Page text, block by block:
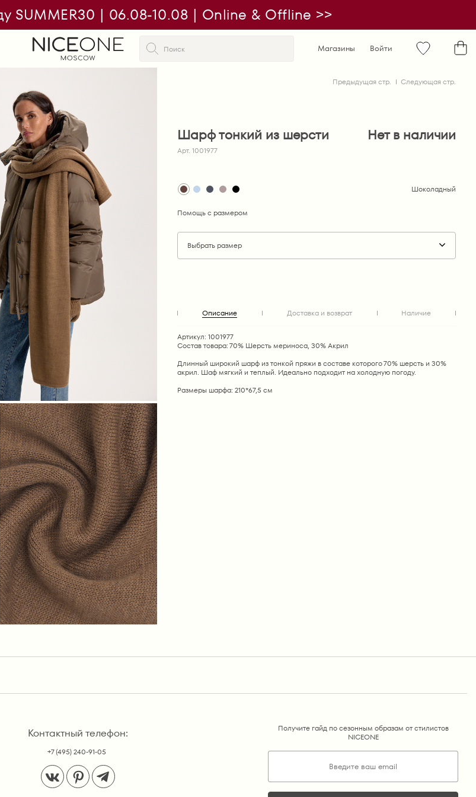
SUMMER30 | 06.08-10.08 | Online & Offline >>
Магазины Войти
Предыдущая стр. Следующая стр.
Шарф тонкий из шерсти
Арт. 1001977
Нет в наличии
Шоколадный
Помощь с размером
Выбрать размер
Описание Доставка и возврат Наличие
Артикул: 1001977
Состав товара: 70% Шерсть мериноса, 30% Акрил
Длинный широкий шарф из тонкой пряжи в составе которого 70% шерсть и 30%
акрил. Шаф мягкий и теплый. Идеально подходит на холодную погоду.
Размеры шарфа: 210*67,5 см
Контактный телефон:
+7 (495) 240-91-05
Получите гайд по сезонным образам от стилистов
NICEONE